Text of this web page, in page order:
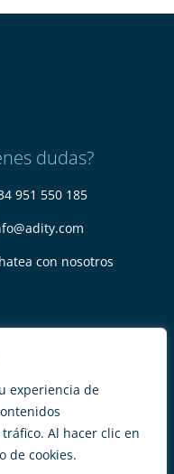
experiencia de
Al hacer clic en
de cookies.
dudas?
951 550 185
con nosotros
del Sitio –